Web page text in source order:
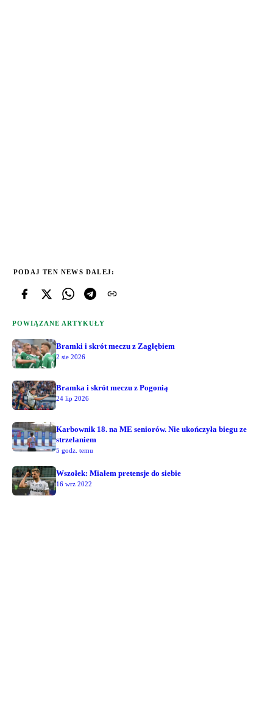
PODAJ TEN NEWS DALEJ:
POWIĄZANE ARTYKUŁY
Bramki i skrót meczu z Zagłębiem
2 sie 2026
Bramka i skrót meczu z Pogonią
24 lip 2026
Karbownik 18. na ME seniorów. Nie ukończyła biegu ze
strzelaniem
5 godz. temu
Wszołek: Miałem pretensje do siebie
16 wrz 2022